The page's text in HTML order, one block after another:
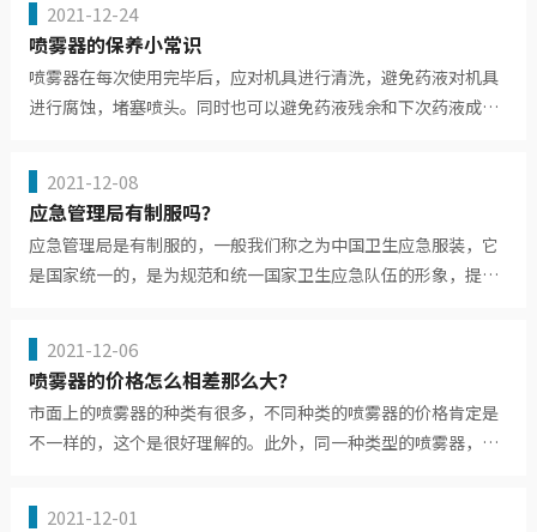
2021-12-24
喷雾器的保养小常识
喷雾器在每次使用完毕后，应对机具进行清洗，避免药液对机具
进行腐蚀，堵塞喷头。同时也可以避免药液残余和下次药液成分
2021-12-08
应急管理局有制服吗？
应急管理局是有制服的，一般我们称之为中国卫生应急服装，它
是国家统一的，是为规范和统一国家卫生应急队伍的形象，提高
2021-12-06
喷雾器的价格怎么相差那么大？
市面上的喷雾器的种类有很多，不同种类的喷雾器的价格肯定是
不一样的，这个是很好理解的。此外，同一种类型的喷雾器，也
2021-12-01